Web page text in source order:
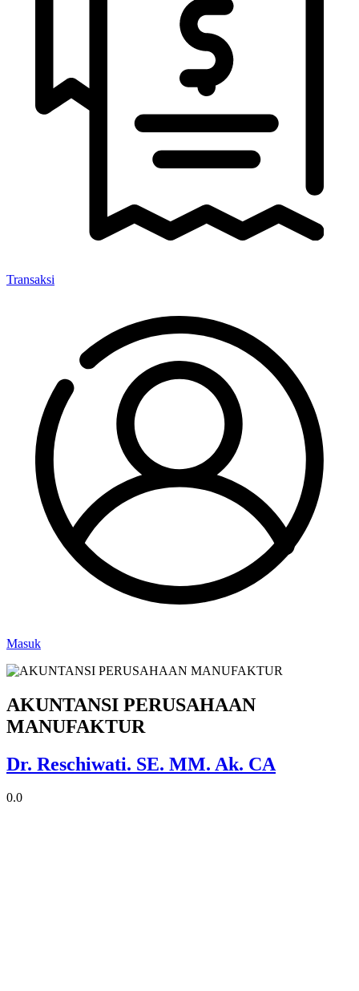
Transaksi
Masuk
AKUNTANSI PERUSAHAAN
MANUFAKTUR
Dr. Reschiwati. SE. MM. Ak. CA
0.0